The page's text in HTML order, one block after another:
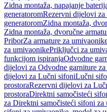
Zidna montaža, napajanje
generatoromRezervni dijelovi za
generatoromZidna montaža,
Zidna montaža, dvoručne
PriborZa armature za
za umivaonikePriključci za
funkcijom ispiranjaOdvodne
dijelovi za Odvodne garniture
dijelovi za Lučni sifoniLučni
prostoraRezervni dijelovi za
prostoraDirektni samočisteći
za Direktni samočisteći sifoni za